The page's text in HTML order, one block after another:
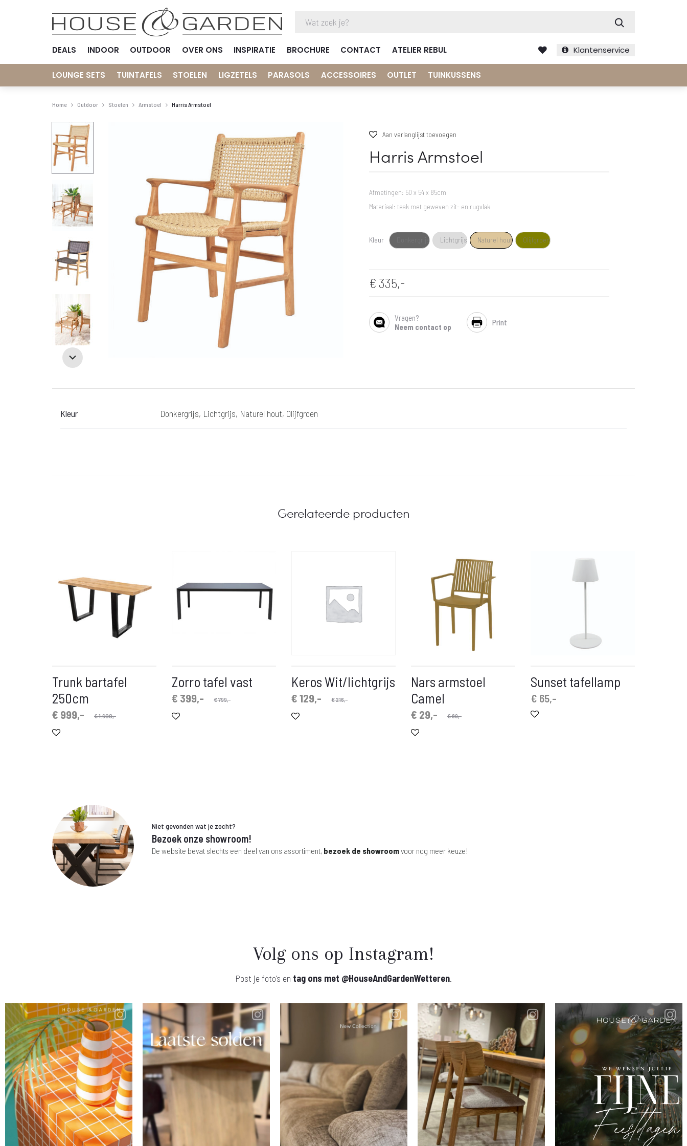
DEALS INDOOR OUTDOOR OVER ONS INSPIRATIE BROCHURE CONTACT ATELIER REBUL Klantenservice
LOUNGE SETS TUINTAFELS STOELEN LIGZETELS PARASOLS ACCESSOIRES OUTLET TUINKUSSENS
Home Outdoor Stoelen Armstoel Harris Armstoel
Aan verlanglijst toevoegen
Harris Armstoel
Afmetingen: 50 x 54 x 85cm
Materiaal: teak met geweven zit- en rugvlak
Kleur Donkergrijs Lichtgrijs Naturel hout Olijfgroen
€ 335,-
SHARE
Vragen?
Neem contact op
Print
Kleur Donkergrijs, Lichtgrijs, Naturel hout, Olijfgroen
Gerelateerde producten
Trunk bartafel
250cm
€1.600,-
Oorspronkelijke
€ 999,-
Huidige
prijs
Zorro tafel vast
€799,-
Oorspronkelijke
€ 399,-
Huidige
prijs
Keros Wit/lichtgrijs
€216,-
Oorspronkelijke
€129,-
Huidige
prijs
Nars armstoel
Camel
€89,-
Oorspronkelijke
€ 29,-
Huidige
prijs
Sunset tafellamp
€ 65,-
Niet gevonden wat je zocht?
Bezoek onze showroom!
De website bevat slechts een deel van ons assortiment, bezoek de showroomvoor nog meer keuze!
Volg ons op Instagram!
Post je foto's en tag ons met @HouseAndGardenWetteren.